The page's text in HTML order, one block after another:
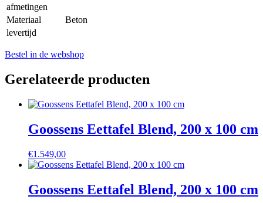
afmetingen
Materiaal
Beton
levertijd
Bestel in de webshop
Gerelateerde producten
Goossens Eettafel Blend, 200 x 100 cm
€1.549,00
Goossens Eettafel Blend, 200 x 100 cm